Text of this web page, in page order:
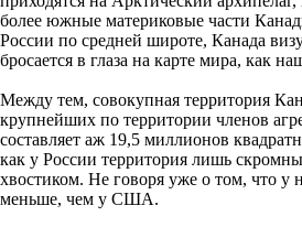
более южные материковые части
России по средней широте, Канада
бросается в глаза на карте мира, как
Между тем, совокупная территория
крупнейших по территории членов
составляет аж 19,5 миллионов
как у России территория лишь
хвостиком. Не говоря уже о том, что у
меньше, чем у США.